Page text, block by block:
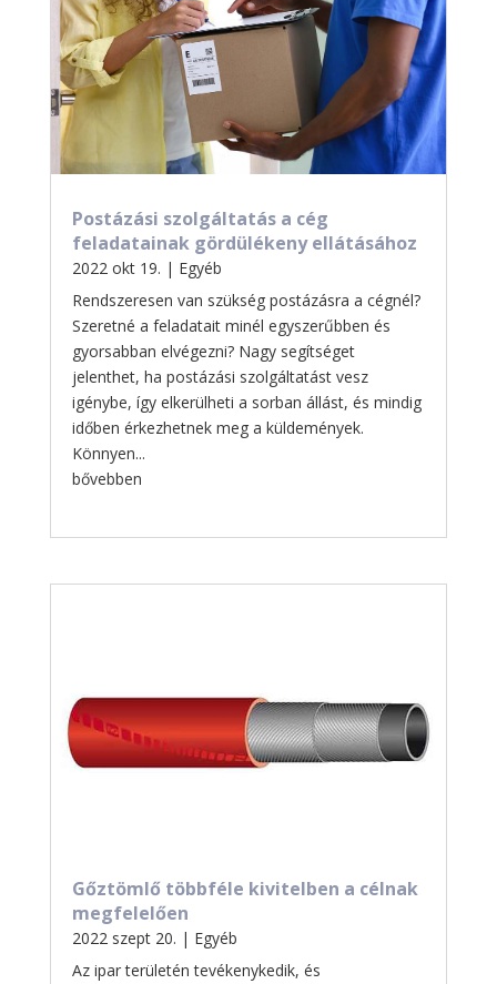
Postázási szolgáltatás a cég
feladatainak gördülékeny ellátásához
2022 okt 19. | Egyéb
Rendszeresen van szükség postázásra a cégnél?
Szeretné a feladatait minél egyszerűbben és
gyorsabban elvégezni? Nagy segítséget
jelenthet, ha postázási szolgáltatást vesz
igénybe, így elkerülheti a sorban állást, és mindig
időben érkezhetnek meg a küldemények.
Könnyen...
bővebben
Gőztömlő többféle kivitelben a célnak
megfelelően
2022 szept 20. | Egyéb
Az ipar területén tevékenykedik, és